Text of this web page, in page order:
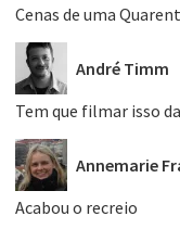
Cenas de uma
André Timm
Tem que filmar isso
Annemarie
Acabou o recreio